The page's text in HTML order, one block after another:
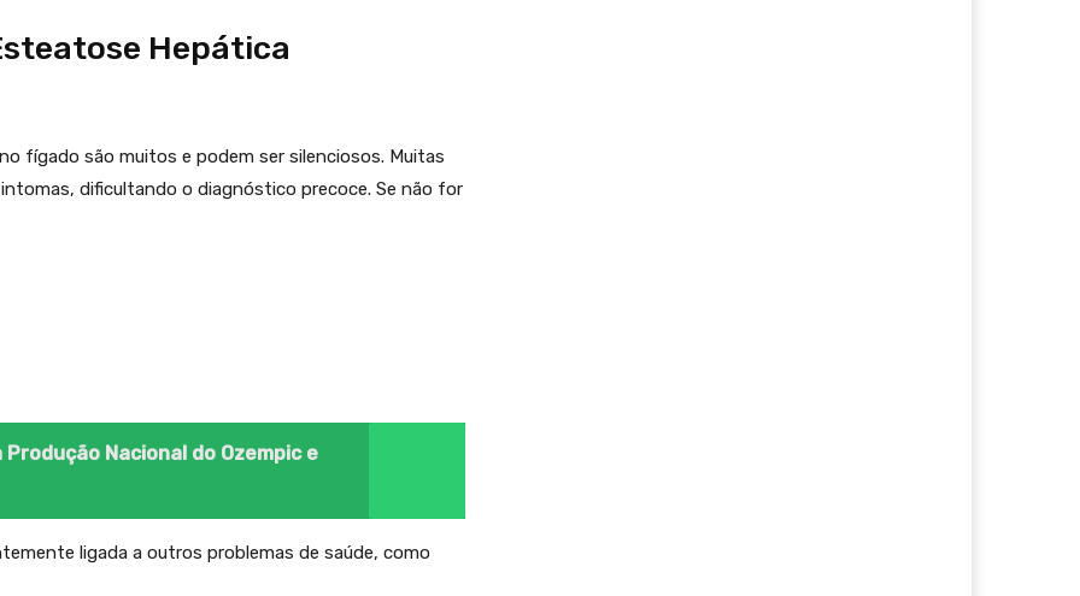
Hepática
fígado são muitos e podem ser silenciosos. Muitas
dificultando o diagnóstico precoce. Se não for
Produção Nacional do Ozempic e
ligada a outros problemas de saúde, como